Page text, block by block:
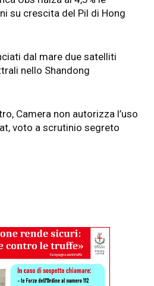
su crescita del Pil di Hong
dal mare due satelliti
nello Shandong
Camera non autorizza l’uso
voto a scrutinio segreto